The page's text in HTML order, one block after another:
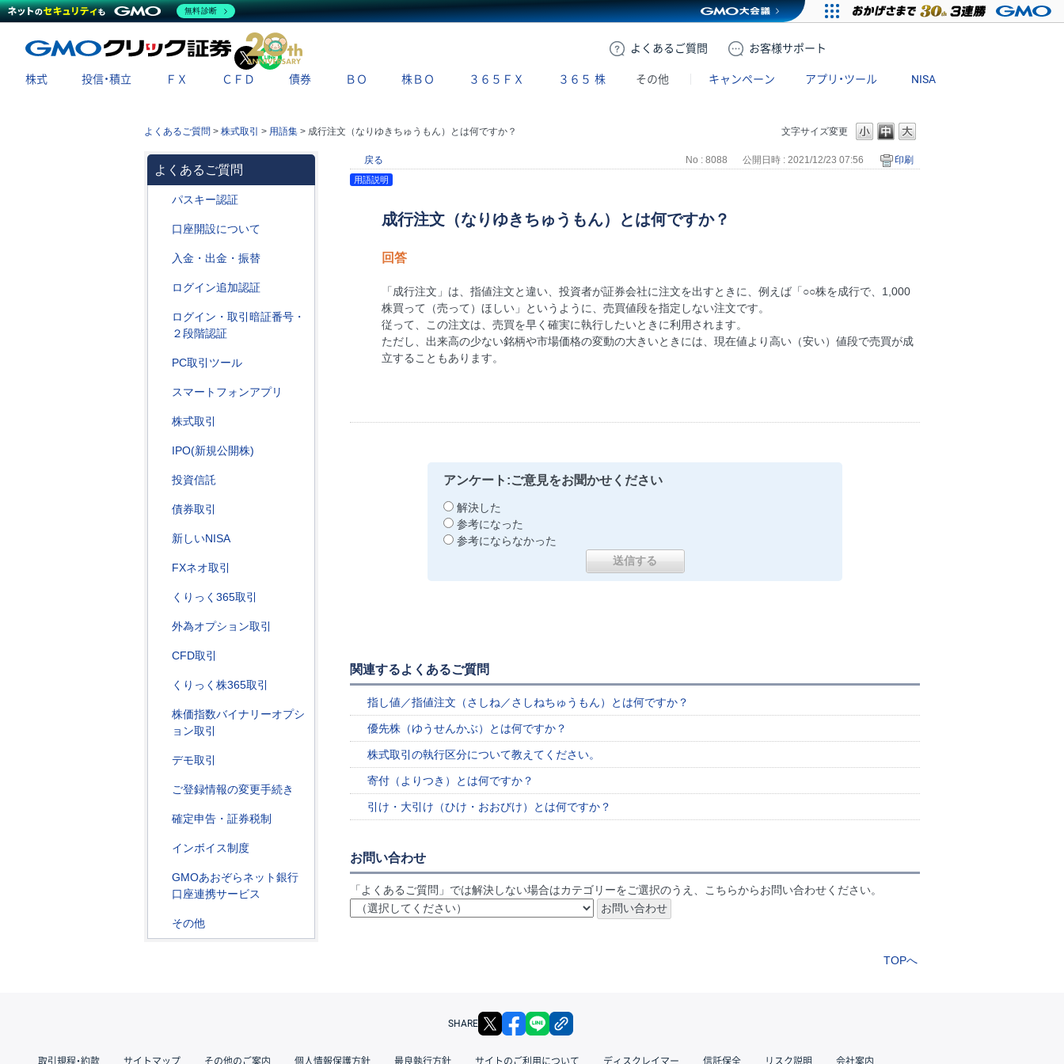
よくある ご質問 お客様サポート
X
株式 投信・積立 ＦＸ ＣＦＤ 債券 ＢＯ 株ＢＯ ３６５ＦＸ ３６５ 株 その他 キャンペーン アプリ・ツール NISA
文字サイズ変更
よくあるご質問 > 株式取引 > 用語集 > 成行注文（なりゆきちゅうもん）とは何ですか？
よくあるご質問
パスキー認証
口座開設について
入金・出金・振替
ログイン追加認証
ログイン・取引暗証番号・
２段階認証
PC取引ツール
スマートフォンアプリ
株式取引
IPO(新規公開株)
投資信託
債券取引
新しいNISA
FXネオ取引
くりっく365取引
外為オプション取引
CFD取引
くりっく株365取引
株価指数バイナリーオプシ
ョン取引
デモ取引
ご登録情報の変更手続き
確定申告・証券税制
インボイス制度
GMOあおぞらネット銀行
口座連携サービス
その他
戻る No : 8088 公開日時 : 2021/12/23 07:56 印刷
用語説明
成行注文（なりゆきちゅうもん）とは何ですか？
回答
「成行注文」は、指値注文と違い、投資者が証券会社に注文を出すときに、例えば「○○株を成行で、1,000
株買って（売って）ほしい」というように、売買値段を指定しない注文です。
従って、この注文は、売買を早く確実に執行したいときに利用されます。
ただし、出来高の少ない銘柄や市場価格の変動の大きいときには、現在値より高い（安い）値段で売買が成
立することもあります。
アンケート:ご意見をお聞かせください
解決した
参考になった
参考にならなかった
関連するよくあるご質問
指し値／指値注文（さしね／さしねちゅうもん）とは何ですか？
優先株（ゆうせんかぶ）とは何ですか？
株式取引の執行区分について教えてください。
寄付（よりつき）とは何ですか？
引け・大引け（ひけ・おおびけ）とは何ですか？
お問い合わせ
「よくあるご質問」では解決しない場合はカテゴリーをご選択のうえ、こちらからお問い合わせください。
TOPへ
SHARE X facebook
取引規程・約款 サイトマップ その他のご案内 個人情報保護方針 最良執行方針 サイトのご利用について ディスクレイマー 信託保全 リスク説明 会社案内
無料診断